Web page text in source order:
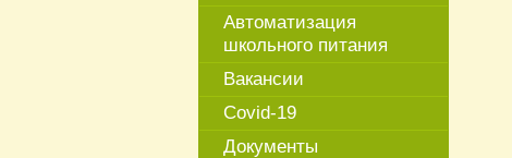
Автоматизация
школьного питания
Вакансии
Covid-19
Документы